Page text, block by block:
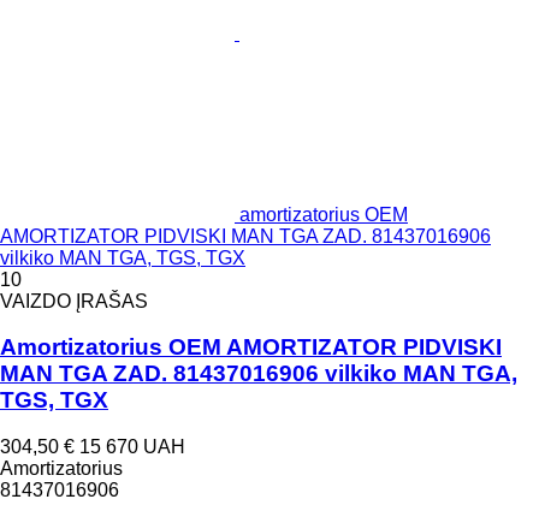
amortizatorius OEM
AMORTIZATOR PIDVISKI MAN TGA ZAD. 81437016906
vilkiko MAN TGA, TGS, TGX
10
VAIZDO ĮRAŠAS
Amortizatorius OEM AMORTIZATOR PIDVISKI
MAN TGA ZAD. 81437016906 vilkiko MAN TGA,
TGS, TGX
304,50 € 15 670 UAH
Amortizatorius
81437016906